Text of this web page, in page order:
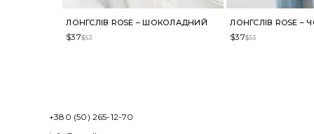
ЛОНГСЛІВ ROSE – ШОКОЛАДНИЙ
$53
$37
ЛОНГСЛІВ ROSE –
$53
$37
+380 (50) 265-12-70